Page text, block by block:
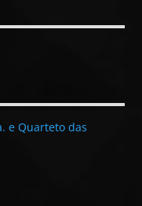
e Quarteto das